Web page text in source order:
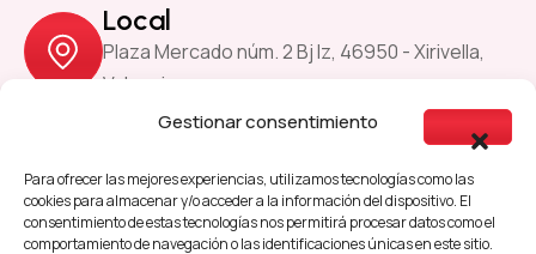
Gestionar consentimiento
Para ofrecer las mejores experiencias, utilizamos tecnologías como las
cookies para almacenar y/o acceder a la información del dispositivo. El
consentimiento de estas tecnologías nos permitirá procesar datos como el
comportamiento de navegación o las identificaciones únicas en este sitio.
Local
Plaza Mercado núm. 2 Bj Iz, 46950 - Xirivella,
Valencia